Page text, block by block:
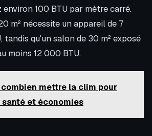
100 BTU par mètre carré.
m² nécessite un appareil de 7
qu'un salon de 30 m² exposé
moins 12 000 BTU.
mettre la clim pour
et économies